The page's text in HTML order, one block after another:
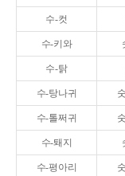
수-컷
수-키와
수-탉
수-탕나귀
수-톨쩌귀
수-퇘지
수-평아리